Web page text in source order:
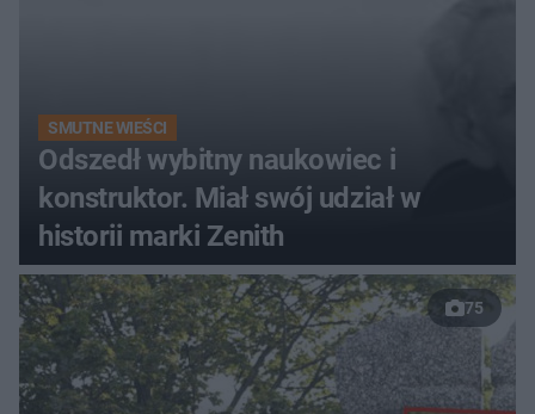
SMUTNE WIEŚCI
Odszedł wybitny naukowiec i
konstruktor. Miał swój udział w
historii marki Zenith
75